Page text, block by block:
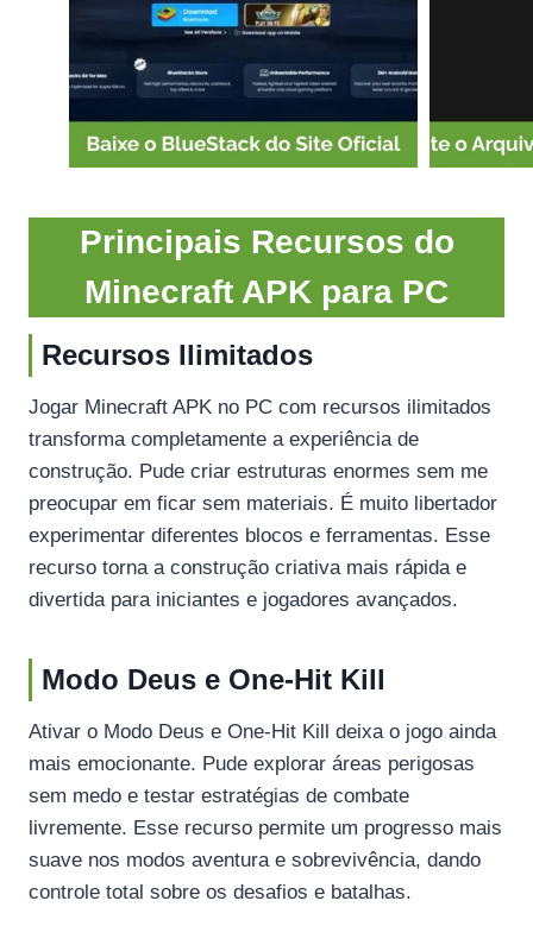
Principais Recursos do
Minecraft APK para PC
Recursos Ilimitados
Jogar Minecraft APK no PC com recursos ilimitados
transforma completamente a experiência de
construção. Pude criar estruturas enormes sem me
preocupar em ficar sem materiais. É muito libertador
experimentar diferentes blocos e ferramentas. Esse
recurso torna a construção criativa mais rápida e
divertida para iniciantes e jogadores avançados.
Modo Deus e One-Hit Kill
Ativar o Modo Deus e One-Hit Kill deixa o jogo ainda
mais emocionante. Pude explorar áreas perigosas
sem medo e testar estratégias de combate
livremente. Esse recurso permite um progresso mais
suave nos modos aventura e sobrevivência, dando
controle total sobre os desafios e batalhas.